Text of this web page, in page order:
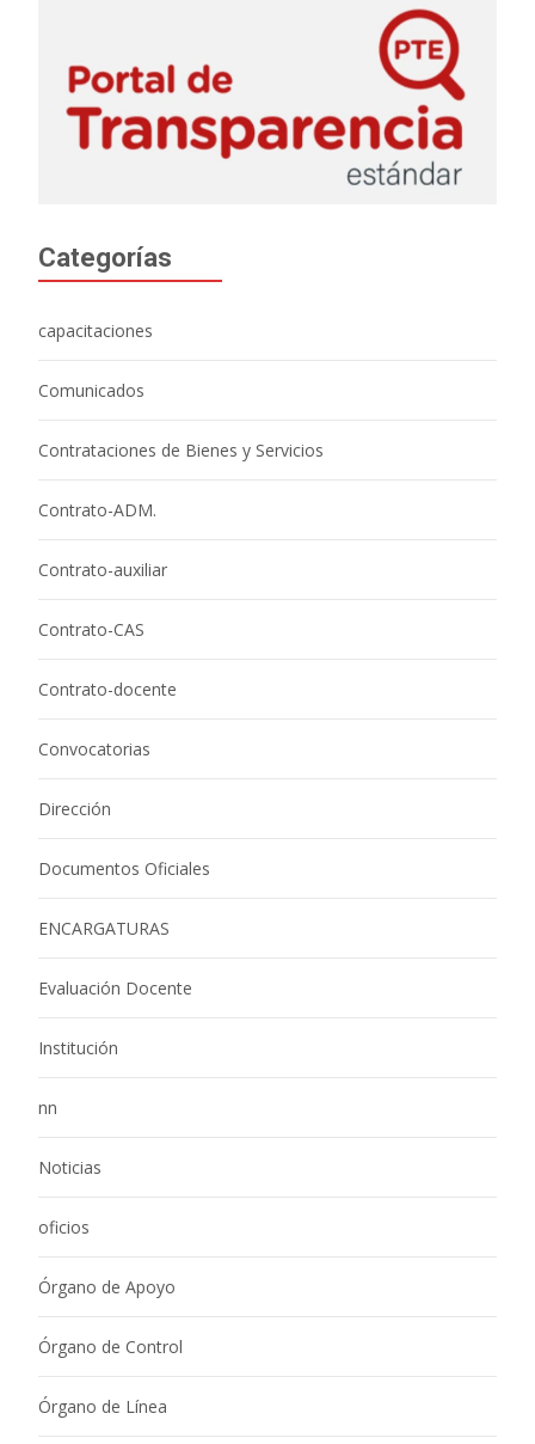
Categorías
capacitaciones
Comunicados
Contrataciones de Bienes y Servicios
Contrato-ADM.
Contrato-auxiliar
Contrato-CAS
Contrato-docente
Convocatorias
Dirección
Documentos Oficiales
ENCARGATURAS
Evaluación Docente
Institución
nn
Noticias
oficios
Órgano de Apoyo
Órgano de Control
Órgano de Línea